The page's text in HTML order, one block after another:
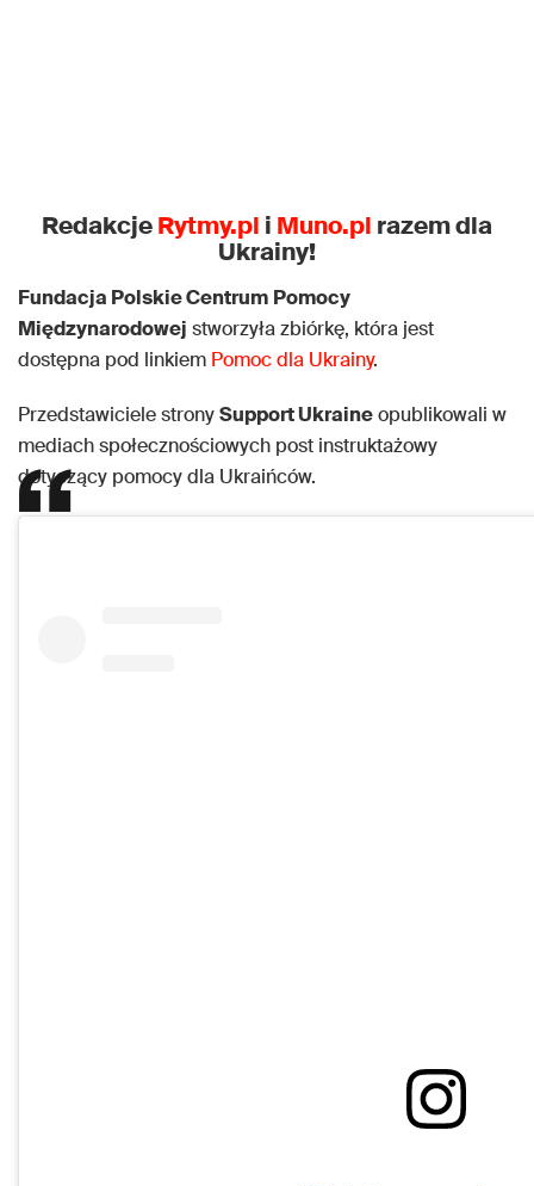
RedakcjeRytmy.pl i Muno.pl razem dla
Ukrainy!
Fundacja Polskie Centrum Pomocy
Międzynarodowej stworzyła zbiórkę, która jest
dostępna pod linkiem Pomoc dla Ukrainy.
Przedstawiciele stronySupport Ukraineopublikowali w
mediach społecznościowych post instruktażowy
dotyczący pomocy dla Ukraińców.